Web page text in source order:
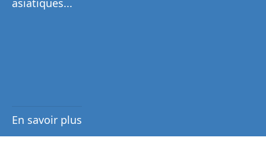
asiatiques...
En savoir plus